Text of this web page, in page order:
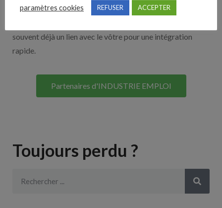
multidiffuseurs, sites payant… nombreux sont nos
souvent déjà un lien avec le vôtre pour une intégration
rapide.
Partenaires d'INDUSTRIE EMPLOI
Toujours perdu ?
paramètres cookies REFUSER ACCEPTER